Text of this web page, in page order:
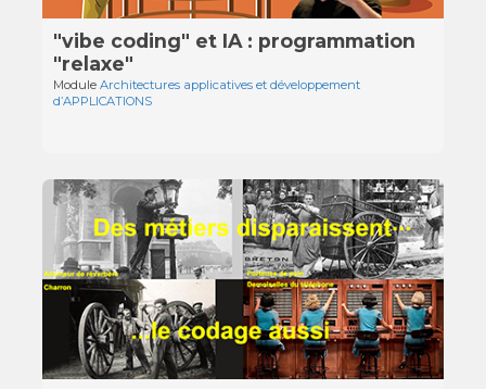
"vibe coding" et IA : programmation
"relaxe"
ModuleArchitectures applicatives et développement
d’APPLICATIONS